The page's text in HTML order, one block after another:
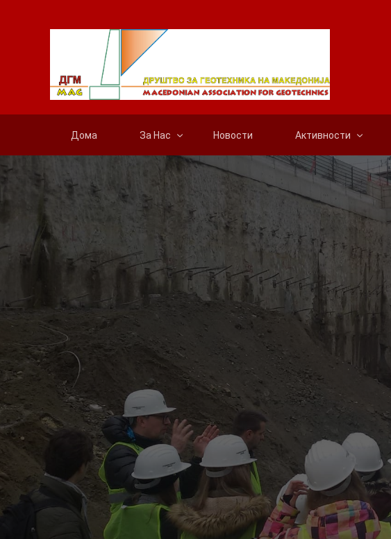
Дома За Нас Новости Активности